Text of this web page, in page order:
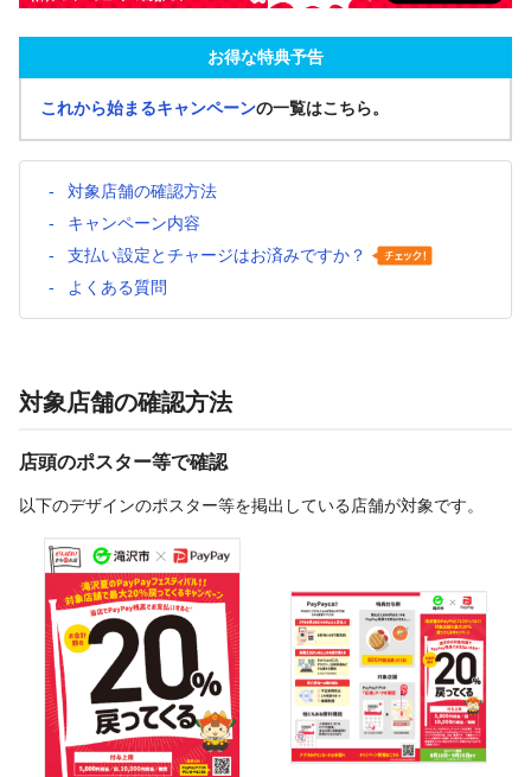
お得な特典予告
これから始まるキャンペーンの一覧はこちら。
対象店舗の確認方法
キャンペーン内容
支払い設定とチャージはお済みですか？
よくある質問
対象店舗の確認方法
店頭のポスター等で確認
以下のデザインのポスター等を掲出している店舗が対象です。